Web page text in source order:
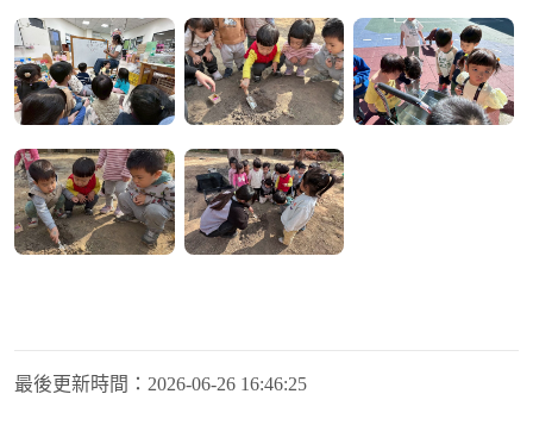
最後更新時間： 2026-06-26 16:46:25